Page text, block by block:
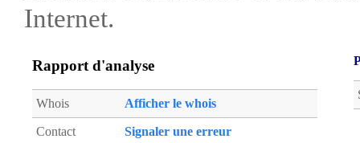
Internet.
Rapport d'analyse
Whois Afficher le whois
Contact Signaler une erreur